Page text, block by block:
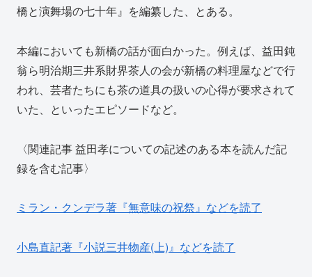
橋と演舞場の七十年』を編纂した、とある。
本編においても新橋の話が面白かった。例えば、益田鈍
翁ら明治期三井系財界茶人の会が新橋の料理屋などで行
われ、芸者たちにも茶の道具の扱いの心得が要求されて
いた、といったエピソードなど。
〈関連記事 益田孝についての記述のある本を読んだ記
録を含む記事〉
ミラン・クンデラ著『無意味の祝祭』などを読了
小島直記著『小説三井物産(上)』などを読了